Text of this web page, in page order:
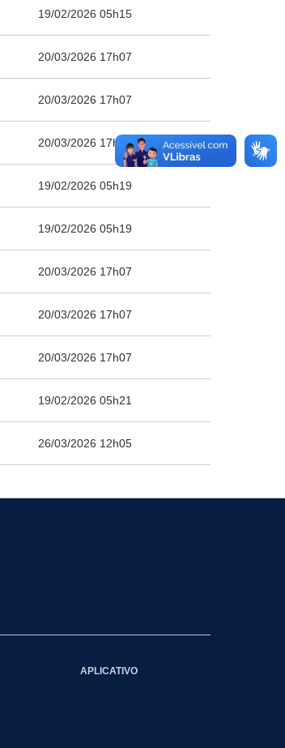
19/02/2026 05h15
20/03/2026 17h07
20/03/2026 17h07
20/03/2026 17h07
19/02/2026 05h19
19/02/2026 05h19
20/03/2026 17h07
20/03/2026 17h07
20/03/2026 17h07
19/02/2026 05h21
26/03/2026 12h05
APLICATIVO